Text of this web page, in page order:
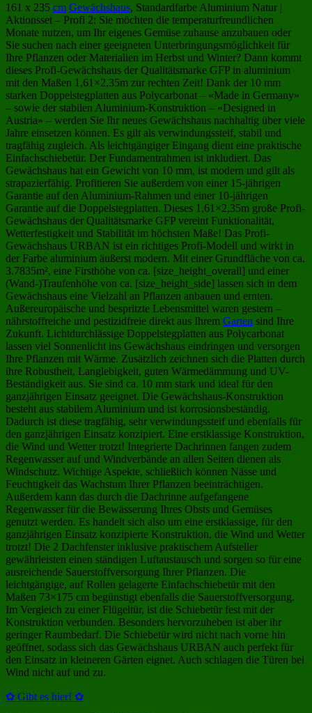
161 x 235 cm Gewächshaus, Standardfarbe Aluminium Natur |
Aktionsset – Profi 2: Sie möchten die temperaturfreundlichen
Monate nutzen, um Ihr eigenes Gemüse zuhause anzubauen oder
Sie suchen nach einer geeigneten Unterbringungsmöglichkeit für
Ihre Pflanzen oder Materialien im Herbst und Winter? Dann kommt
dieses Profi-Gewächshaus der Qualitätsmarke GFP in aluminium
mit den Maßen 1,61×2,35m zur rechten Zeit! Dank der 10 mm
starken Doppelstegplatten aus Polycarbonat – «Made in Germany»
– sowie der stabilen Aluminium-Konstruktion – «Designed in
Austria» – werden Sie Ihr neues Gewächshaus nachhaltig über viele
Jahre einsetzen können. Es gilt als verwindungssteif, stabil und
tragfähig zugleich. Als leichtgängiger Eingang dient eine praktische
Einfachschiebetür. Der Fundamentrahmen ist inkludiert. Das
Gewächshaus hat ein Gewicht von 10 mm, ist modern und gilt als
strapazierfähig. Profitieren Sie außerdem von einer 15-jährigen
Garantie auf den Aluminium-Rahmen und einer 10-jährigen
Garantie auf die Doppelstegplatten. Dieses 1,61×2,35m große Profi-
Gewächshaus der Qualitätsmarke GFP vereint Funktionalität,
Wetterfestigkeit und Stabilität im höchsten Maße! Das Profi-
Gewächshaus URBAN ist ein richtiges Profi-Modell und wirkt in
der Farbe aluminium äußerst modern. Mit einer Grundfläche von ca.
3.7835m², eine Firsthöhe von ca. [size_height_overall] und einer
(Wand-)Traufenhöhe von ca. [size_height_side] lassen sich in dem
Gewächshaus eine Vielzahl an Pflanzen anbauen und ernten.
Außereuropäische und bespritzte Lebensmittel waren gestern –
nährstoffreiche und pestizidfreie direkt aus Ihrem Garten sind Ihre
Zukunft. Lichtdurchlässige Doppelstegplatten aus Polycarbonat
lassen viel Sonnenlicht ins Gewächshaus eindringen und versorgen
Ihre Pflanzen mit Wärme. Zusätzlich zeichnen sich die Platten durch
ihre Robustheit, Langlebigkeit, guten Wärmedämmung und UV-
Beständigkeit aus. Sie sind ca. 10 mm stark und ideal für den
ganzjährigen Einsatz geeignet. Die Gewächshaus-Konstruktion
besteht aus stabilem Aluminium und ist korrosionsbeständig.
Dadurch ist diese tragfähig, sehr verwindungssteif und ebenfalls für
den ganzjährigen Einsatz konzipiert. Eine erstklassige Konstruktion,
die Wind und Wetter trotzt! Integrierte Dachrinnen fangen zudem
Regenwasser auf und Windverbände an allen Seiten dienen als
Windschutz. Wichtige Aspekte, schließlich können Nässe und
Feuchtigkeit das Wachstum Ihrer Pflanzen beeinträchtigen.
Außerdem kann das durch die Dachrinne aufgefangene
Regenwasser für die Bewässerung Ihres Obsts und Gemüses
genutzt werden. Es handelt sich also um eine erstklassige, für den
ganzjährigen Einsatz konzipierte Konstruktion, die Wind und Wetter
trotzt! Die 2 Dachfenster inklusive praktischem Aufsteller
gewährleisten einen ständigen Luftaustausch und sorgen so für eine
ausreichende Sauerstoffversorgung Ihrer Pflanzen. Die
leichtgängige, auf Rollen gelagerte Einfachschiebetür mit den
Maßen 73×175 cm begünstigt ebenfalls die Sauerstoffversorgung.
Im Vergleich zu einer Flügeltür, ist die Schiebetür fest mit der
Konstruktion verbunden. Besonders hervorzuheben ist aber ihr
geringer Raumbedarf. Die Schiebetür wird nicht nach vorne hin
geöffnet, sodass sich das Gewächshaus URBAN auch perfekt für
den Einsatz in kleineren Gärten eignet. Auch schlagen die Türen bei
Wind nicht auf und zu.
✿ Gibt es hier! ✿